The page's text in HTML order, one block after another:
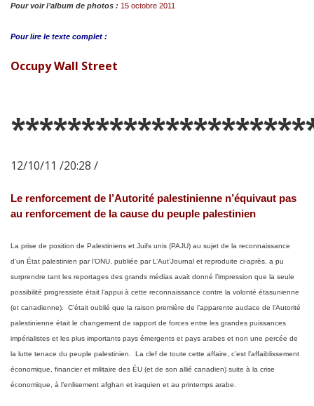
Pour voir l’album de photos : 15 octobre 2011
Pour lire le texte complet :
Occupy Wall Street
12/10/11 /20:28 /
Le renforcement de l’Autorité palestinienne n’équivaut pas
au renforcement de la cause du peuple palestinien
La prise de position de Palestiniens et Juifs unis (PAJU) au sujet de la reconnaissance
d’un État palestinien par l’ONU, publiée par L’Aut’Journal et reproduite ci-après, a pu
surprendre tant les reportages des grands médias avait donné l’impression que la seule
possibilité progressiste était l’appui à cette reconnaissance contre la volonté étasunienne
(et canadienne). C’était oublié que la raison première de l’apparente audace de l’Autorité
palestinienne était le changement de rapport de forces entre les grandes puissances
impérialistes et les plus importants pays émergents et pays arabes et non une percée de
la lutte tenace du peuple palestinien. La clef de toute cette affaire, c’est l’affaiblissement
économique, financier et militaire des ÉU (et de son allié canadien) suite à la crise
économique, à l’enlisement afghan et iraquien et au printemps arabe.